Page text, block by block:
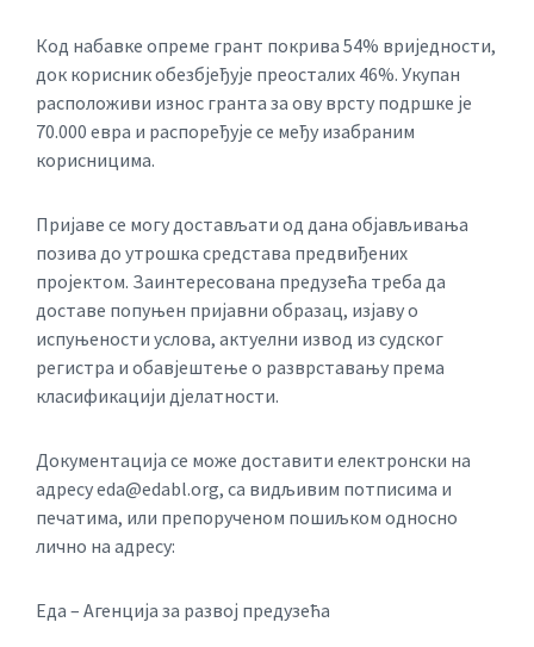
Код набавке опреме грант покрива 54% вриједности,
док корисник обезбјеђује преосталих 46%. Укупан
расположиви износ гранта за ову врсту подршке је
70.000 евра и распоређује се међу изабраним
корисницима.
Пријаве се могу достављати од дана објављивања
позива до утрошка средстава предвиђених
пројектом. Заинтересована предузећа треба да
доставе попуњен пријавни образац, изјаву о
испуњености услова, актуелни извод из судског
регистра и обавјештење о разврставању према
класификацији д‌јелатности.
Документација се може доставити електронски на
адресу eda@edabl.org, са видљивим потписима и
печатима, или препорученом пошиљком односно
лично на адресу:
Еда – Агенција за развој предузећа